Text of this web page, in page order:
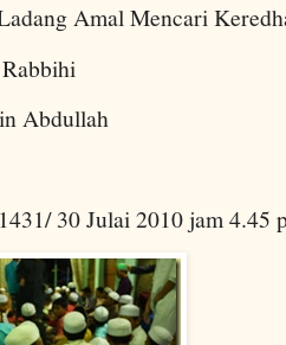
Amal Mencari
Abdullah
30 Julai 2010 jam 4.45